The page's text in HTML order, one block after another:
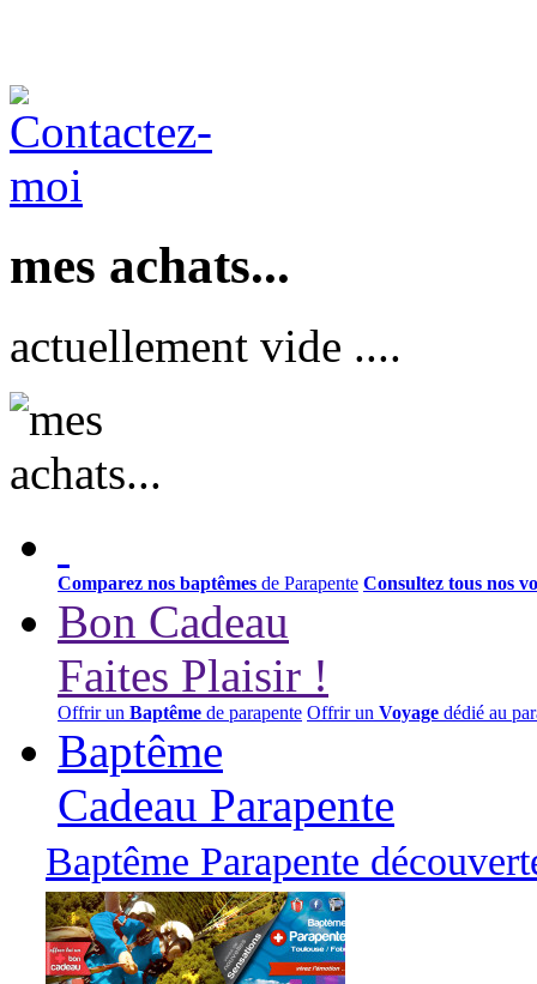
mes achats...
actuellement vide ....
Comparez nos baptêmes de Parapente Consultez tous nos
Bon Cadeau
Faites Plaisir !
Offrir un Baptême de parapente Offrir un Voyage dédié au
Baptême
Cadeau Parapente
Baptême Parapente